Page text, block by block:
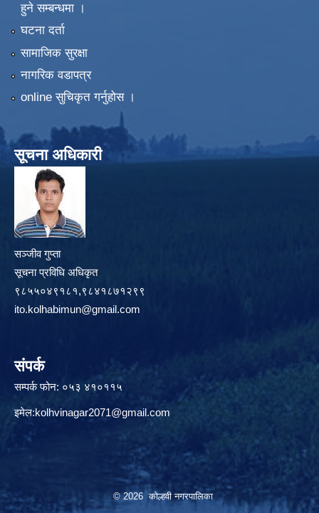
हुने सम्बन्धमा ।
घटना दर्ता
सामाजिक सुरक्षा
नागरिक वडापत्र
online सुचिकृत गर्नुहोस ।
सूचना अधिकारी
सञ्जीव गुप्ता
सूचना प्रविधि अधिकृत
९८५५०४९१८१,९८४१८७१२९९
ito.kolhabimun@gmail.com
संपर्क
सम्पर्क फोन: ०५३ ४१०११५
इमेल:kolhvinagar2071@gmail.com
© 2026 कोल्हवी नगरपालिका